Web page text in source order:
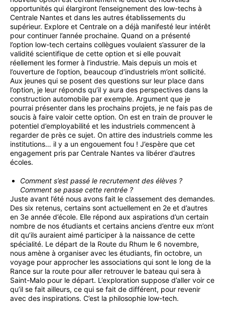
opportunités qui élargiront l’enseignement des low-techs à
Centrale Nantes et dans les autres établissements du
supérieur. Explore et Centrale on a déjà manifesté leur intérêt
pour continuer l’année prochaine. Quand on a présenté
l’option low-tech certains collègues voulaient s’assurer de la
validité scientifique de cette option et si elle pouvait
réellement les former à l’industrie. Mais depuis un mois et
l’ouverture de l’option, beaucoup d’industriels m’ont sollicité.
Aux jeunes qui se posent des questions sur leur place dans
l’option, je leur réponds qu’il y aura des perspectives dans la
construction automobile par exemple. Argument que je
pourrai présenter dans les prochains projets, je ne fais pas de
soucis à faire valoir cette option. On est en train de prouver le
potentiel d’employabilité et les industriels commencent à
regarder de près ce sujet. On attire des industriels comme les
institutions… il y a un engouement fou ! J’espère que cet
engagement pris par Centrale Nantes va libérer d’autres
écoles.
Comment s’est passé le recrutement des élèves ?
Comment se passe cette rentrée ?
Juste avant l’été nous avons fait le classement des demandes.
Des six retenus, certains sont actuellement en 2e et d’autres
en 3e année d’école. Elle répond aux aspirations d’un certain
nombre de nos étudiants et certains anciens d’entre eux m’ont
dit qu’ils auraient aimé participer à la naissance de cette
spécialité. Le départ de la Route du Rhum le 6 novembre,
nous amène à organiser avec les étudiants, fin octobre, un
voyage pour approcher les associations qui sont le long de la
Rance sur la route pour aller retrouver le bateau qui sera à
Saint-Malo pour le départ. L’exploration suppose d’aller voir ce
qu’il se fait ailleurs, ce qui se fait de différent, pour revenir
avec des inspirations. C’est la philosophie low-tech.